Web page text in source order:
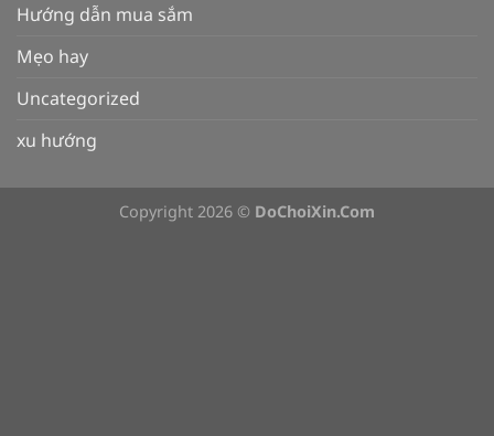
Hướng dẫn mua sắm
Mẹo hay
Uncategorized
xu hướng
Copyright 2026 © DoChoiXin.Com